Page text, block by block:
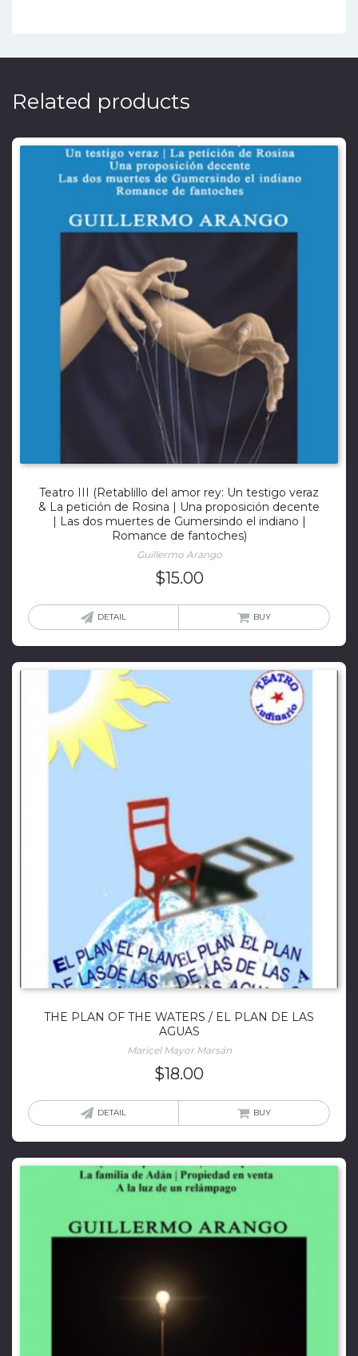
Related products
Teatro III (Retablillo del amor rey: Un testigo veraz
& La petición de Rosina | Una proposición decente
| Las dos muertes de Gumersindo el indiano |
Romance de fantoches)
Guillermo Arango
$15.00
DETAIL BUY
THE PLAN OF THE WATERS / EL PLAN DE LAS
AGUAS
Maricel Mayor Marsán
$18.00
DETAIL BUY